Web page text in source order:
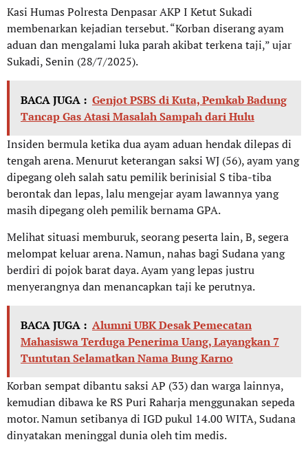
Kasi Humas Polresta Denpasar AKP I Ketut Sukadi
membenarkan kejadian tersebut. “Korban diserang ayam
aduan dan mengalami luka parah akibat terkena taji,” ujar
Sukadi, Senin (28/7/2025).
BACA JUGA : Genjot PSBS di Kuta, Pemkab Badung
Tancap Gas Atasi Masalah Sampah dari Hulu
Insiden bermula ketika dua ayam aduan hendak dilepas di
tengah arena. Menurut keterangan saksi WJ (56), ayam yang
dipegang oleh salah satu pemilik berinisial S tiba-tiba
berontak dan lepas, lalu mengejar ayam lawannya yang
masih dipegang oleh pemilik bernama GPA.
Melihat situasi memburuk, seorang peserta lain, B, segera
melompat keluar arena. Namun, nahas bagi Sudana yang
berdiri di pojok barat daya. Ayam yang lepas justru
menyerangnya dan menancapkan taji ke perutnya.
BACA JUGA : Alumni UBK Desak Pemecatan
Mahasiswa Terduga Penerima Uang, Layangkan 7
Tuntutan Selamatkan Nama Bung Karno
Korban sempat dibantu saksi AP (33) dan warga lainnya,
kemudian dibawa ke RS Puri Raharja menggunakan sepeda
motor. Namun setibanya di IGD pukul 14.00 WITA, Sudana
dinyatakan meninggal dunia oleh tim medis.